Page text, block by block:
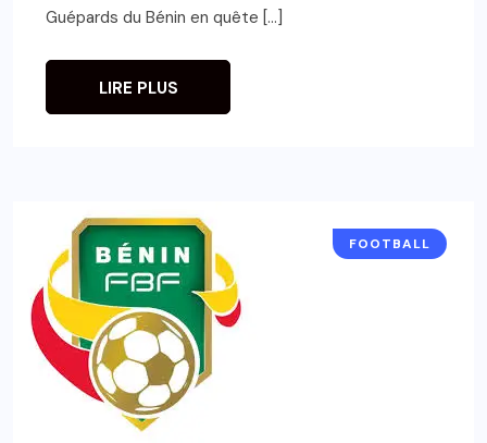
Guépards du Bénin en quête […]
LIRE PLUS
FOOTBALL